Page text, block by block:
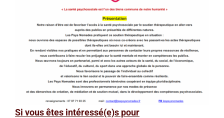
Si vous êtes intéressé(e)s pour